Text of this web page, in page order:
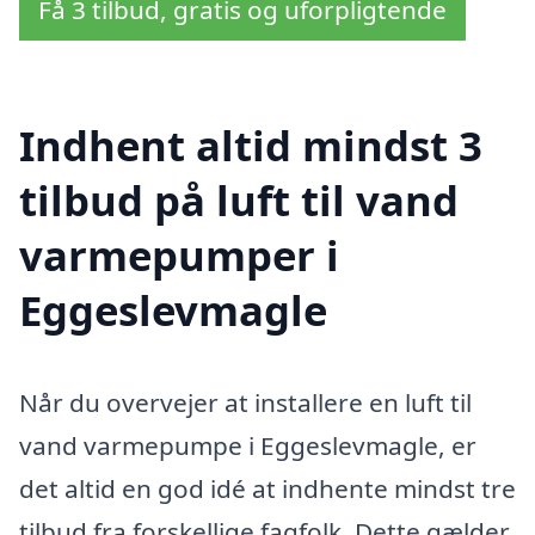
Få 3 tilbud, gratis og uforpligtende
Indhent altid mindst 3
tilbud på luft til vand
varmepumper i
Eggeslevmagle
Når du overvejer at installere en luft til
vand varmepumpe i Eggeslevmagle, er
det altid en god idé at indhente mindst tre